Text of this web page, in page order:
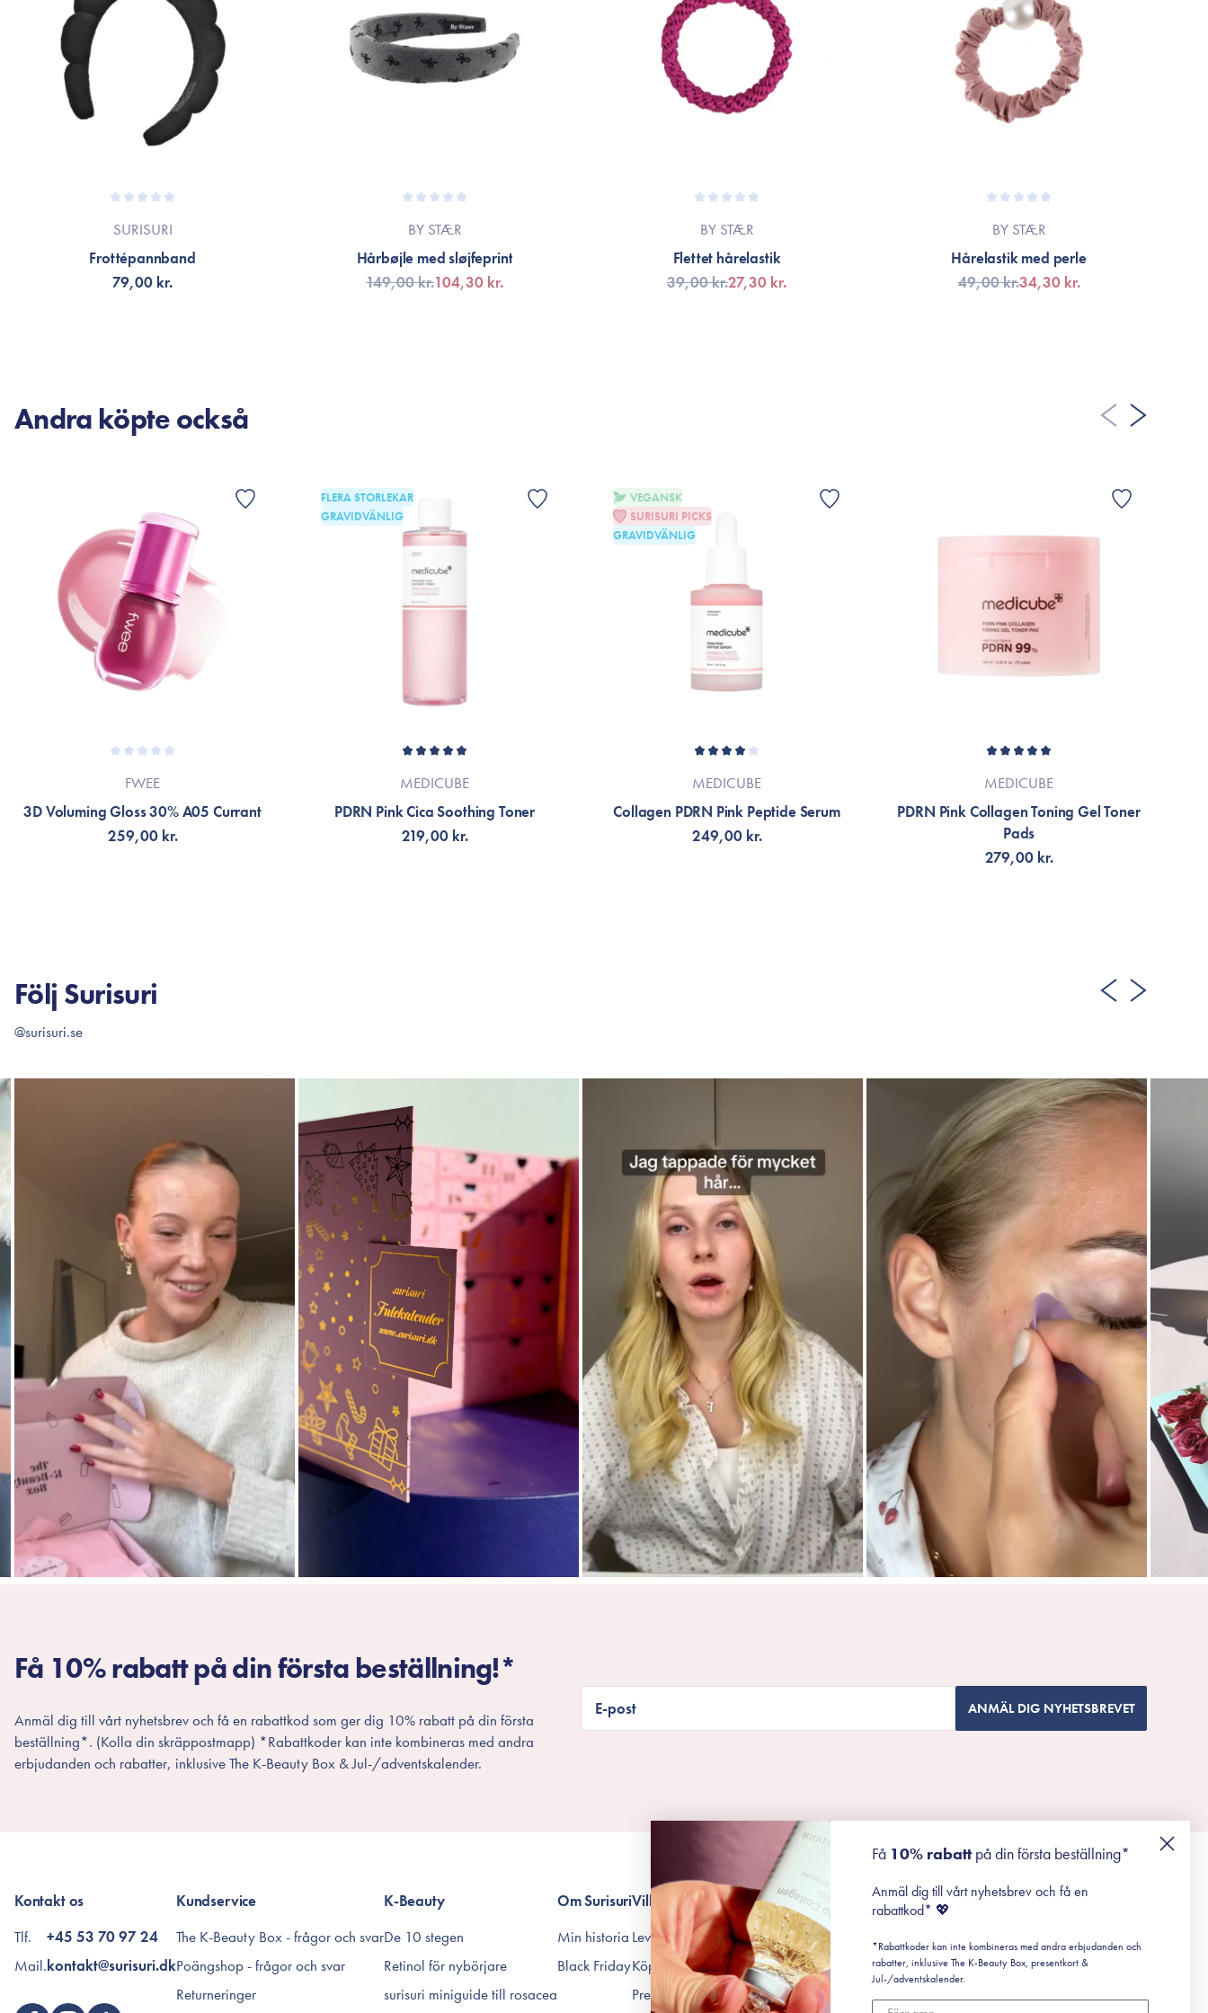
SURISURI
Frottépannband
79,00 kr.
BY STÆR
Hårbøjle med sløjfeprint
149,00 kr.104,30 kr.
BY STÆR
Flettet hårelastik
39,00 kr.27,30 kr.
BY STÆR
Hårelastik med perle
49,00 kr.34,30 kr.
Andra köpte också
FWEE
3D Voluming Gloss 30% A05 Currant
259,00 kr.
FLERA STORLEKAR
GRAVIDVÄNLIG
MEDICUBE
PDRN Pink Cica Soothing Toner
219,00 kr.
VEGANSK
SURISURI PICKS
GRAVIDVÄNLIG
MEDICUBE
Collagen PDRN Pink Peptide Serum
249,00 kr.
MEDICUBE
PDRN Pink Collagen Toning Gel Toner
Pads
279,00 kr.
Följ Surisuri
@surisuri.se
Få 10% rabatt på din första beställning!*
Anmäl dig till vårt nyhetsbrev och få en rabattkod som ger dig 10% rabatt på din första
beställning*. (Kolla din skräppostmapp) *Rabattkoder kan inte kombineras med andra
erbjudanden och rabatter, inklusive The K-Beauty Box & Jul-/adventskalender.
E-post ANMÄL DIG NYHETSBREVET
Kontakt os
Tlf.
Mail.
+45 53 70 97 24
kontakt@surisuri.dk
Kundservice
The K-Beauty Box - frågor och svar
Poängshop - frågor och svar
Returneringer
K-Beauty
De 10 stegen
Retinol för nybörjare
surisuri miniguide till rosacea
Om Surisuri
Min historia
Black Friday
Villkor
Leverans & Retur
Köpvillkor
Prenumerationsvillkor
Få 10% rabattpå din första beställning*
Anmäl dig till vårt nyhetsbrev och få en
rabattkod* 💖
*Rabattkoder kan inte kombineras med andra erbjudanden och
rabatter, inklusive The K-Beauty Box, presentkort &
Jul-/adventskalender.